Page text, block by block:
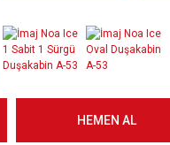
HEMEN AL